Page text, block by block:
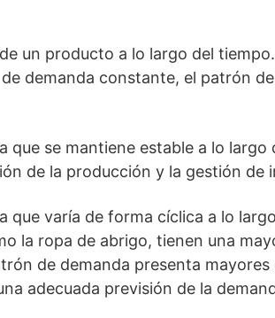
un producto a lo largo del
demanda constante, el patrón
se mantiene estable a lo largo
de la producción y la gestión de
varía de forma cíclica a lo
la ropa de abrigo, tienen una
de demanda presenta mayores
adecuada previsión de la